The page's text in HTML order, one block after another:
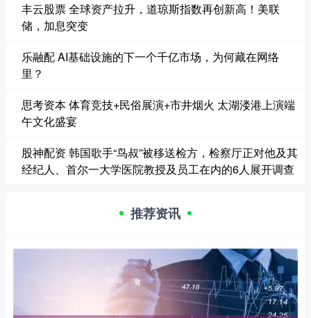
丰云股票 全球资产拉升，道琼斯指数再创新高！美联
储，加息突变
乐融配 AI基础设施的下一个千亿市场，为何藏在网络
里？
思考资本 体育竞技+民俗展演+市井烟火 太湖溇港上演端
午文化盛宴
股神配资 韩国歌手“鸟叔”被移送检方，检察厅正对他及其
经纪人、首尔一大学医院教授及员工在内的6人展开调查
推荐资讯